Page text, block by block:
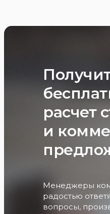
Менеджеры
радостью
вопросы,
расчет
и